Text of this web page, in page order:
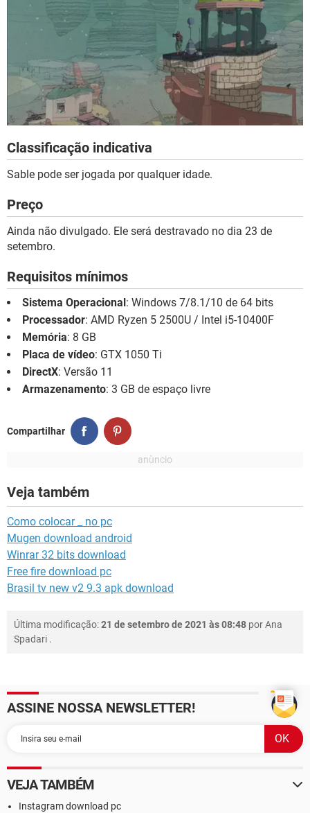
Classificação indicativa
Sable pode ser jogada por qualquer idade.
Preço
Ainda não divulgado. Ele será destravado no dia 23 de
setembro.
Requisitos mínimos
Sistema Operacional : Windows 7/8.1/10 de 64 bits
Processador: AMD Ryzen 5 2500U / Intel i5-10400F
Memória: 8 GB
Placa de vídeo: GTX 1050 Ti
DirectX: Versão 11
Armazenamento: 3 GB de espaço livre
Compartilhar
Veja também
Como colocar _ no pc
Mugen download android
Winrar 32 bits download
Free fire download pc
Brasil tv new v2 9.3 apk download
Última modificação:21 de setembro de 2021 às 08:48 porAna
Spadari .
ASSINE NOSSA NEWSLETTER!
VEJA TAMBÉM
Instagram download pc